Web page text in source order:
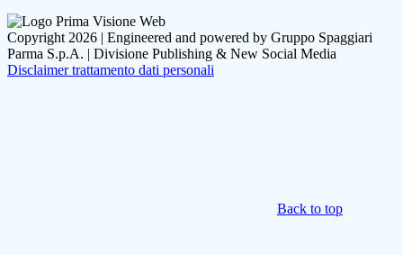
Copyright 2026 | Engineered and powered by Gruppo Spaggiari
Parma S.p.A. | Divisione Publishing & New Social Media
Disclaimer trattamento dati personali
Back to top